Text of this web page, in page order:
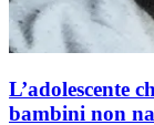
L’adolescente
bambini non